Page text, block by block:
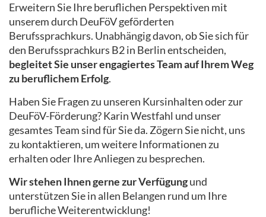
Erweitern Sie Ihre beruflichen Perspektiven mit
unserem durch DeuFöV geförderten
Berufssprachkurs. Unabhängig davon, ob Sie sich für
den Berufssprachkurs B2 in Berlin entscheiden,
begleitet Sie unser engagiertes Team auf Ihrem Weg
zu beruflichem Erfolg.
Haben Sie Fragen zu unseren Kursinhalten oder zur
DeuFöV-Förderung? Karin Westfahl und unser
gesamtes Team sind für Sie da. Zögern Sie nicht, uns
zu kontaktieren, um weitere Informationen zu
erhalten oder Ihre Anliegen zu besprechen.
Wir stehen Ihnen gerne zur Verfügungund
unterstützen Sie in allen Belangen rund um Ihre
berufliche Weiterentwicklung!